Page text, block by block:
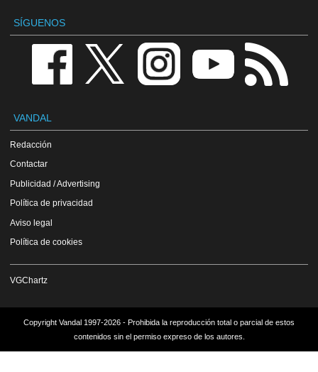
SÍGUENOS
VANDAL
Redacción
Contactar
Publicidad / Advertising
Política de privacidad
Aviso legal
Política de cookies
VGChartz
Copyright Vandal 1997-2026 - Prohibida la reproducción total o parcial de estos
contenidos sin el permiso expreso de los autores.